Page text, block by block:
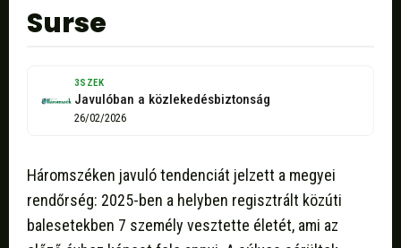
Surse
3SZEK
Javulóban a közlekedésbiztonság
26/02/2026
Háromszéken javuló tendenciát jelzett a megyei
rendőrség: 2025-ben a helyben regisztrált közúti
balesetekben 7 személy vesztette életét, ami az